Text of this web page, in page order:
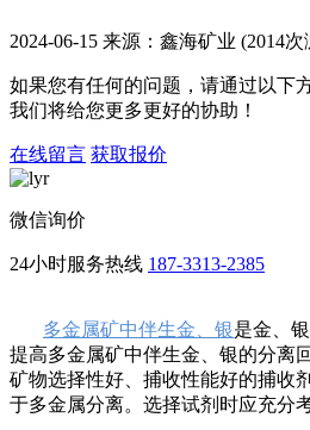
2024-06-15 来源：鑫海矿业 (2014次
如果您有任何的问题，请通过以下
我们将给您更多更好的协助！
在线留言 获取报价
微信询价
24小时服务热线 187-3313-2385
多金属矿中伴生金、银是金、
提高多金属矿中伴生金、银的分离
矿物选择性好、捕收性能好的捕收
于多金属分离。选择试剂时应充分